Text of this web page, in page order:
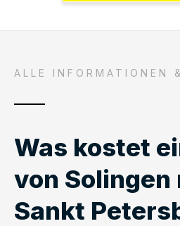
ALLE INFORMATIONEN
Was kostet
von Solingen
Sankt